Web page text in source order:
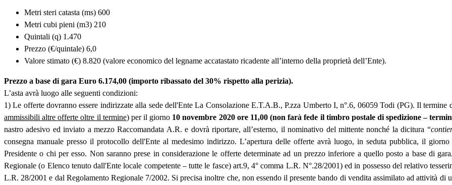
Metri steri catasta (ms) 600
Metri cubi pieni (m3) 210
Quintali (q) 1.470
Prezzo (€/quintale) 6,0
Valore stimato (€) 8.820 (valore economico del legname accatastato ricadente all’interno della proprietà dell’Ente).
Prezzo a base di gara Euro 6.174,00 (importo ribassato del 30% rispetto alla perizia).
L’asta avrà luogo alle seguenti condizioni:
1) Le offerte dovranno essere indirizzate alla sede dell'Ente La Consolazione E.T.A.B., P.zza Umberto I, n°.6, 06059 Todi (PG). Il termine
ammissibili altre offerte oltre il termine) per il giorno 10 novembre 2020 ore 11,00 (non farà fede il timbro postale di spedizione –
nastro adesivo ed inviato a mezzo Raccomandata A.R. e dovrà riportare, all’esterno, il nominativo del mittente nonché la dicitura “
consegna manuale presso il protocollo dell'Ente al medesimo indirizzo. L’apertura delle offerte avrà luogo, in seduta pubblica, il giorno
Presidente o chi per esso. Non saranno prese in considerazione le offerte determinate ad un prezzo inferiore a quello posto a base di
Regionale (o Elenco tenuto dall'Ente locale competente – tutte le fasce) art.9, 4° comma L.R. N°.28/2001) ed in possesso del relativo
L.R. 28/2001 e dal Regolamento Regionale 7/2002. Si precisa inoltre che, non essendo il presente bando di vendita assimilato ad attività